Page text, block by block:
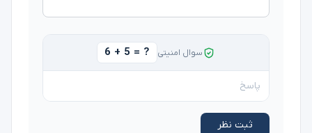
سوال امنیتی 6 + 5 = ?
ثبت نظر